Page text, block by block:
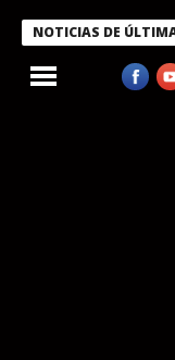
NOTICIAS DE
condecora a